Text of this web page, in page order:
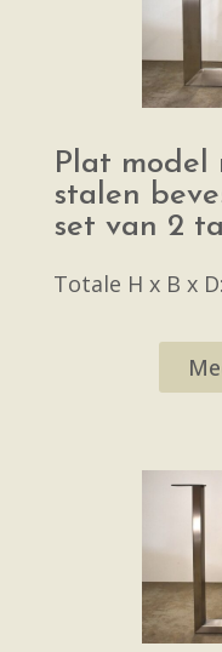
Plat model
stalen
set van 2
Totale H x B x